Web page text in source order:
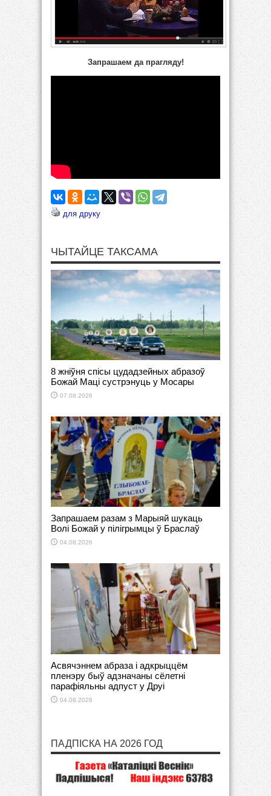
Запрашаем да прагляду!
для друку
ЧЫТАЙЦЕ ТАКСАМА
8 жніўня спісы цудадзейных абразоў
Божай Маці сустрэнуць у Мосары
07.08.2026
Запрашаем разам з Марыяй шукаць
Волі Божай у пілігрымцы ў Браслаў
04.08.2026
Асвячэннем абраза і адкрыццём
пленэру быў адзначаны сёлетні
парафіяльны адпуст у Друі
04.08.2026
ПАДПІСКА НА 2026 ГОД